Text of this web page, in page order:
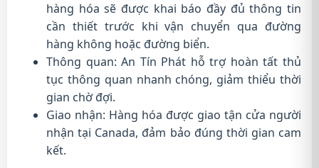
hàng hóa sẽ được khai báo đầy đủ thông tin
cần thiết trước khi vận chuyển qua đường
hàng không hoặc đường biển.
Thông quan: An Tín Phát hỗ trợ hoàn tất thủ
tục thông quan nhanh chóng, giảm thiểu thời
gian chờ đợi.
Giao nhận: Hàng hóa được giao tận cửa người
nhận tại Canada, đảm bảo đúng thời gian cam
kết.